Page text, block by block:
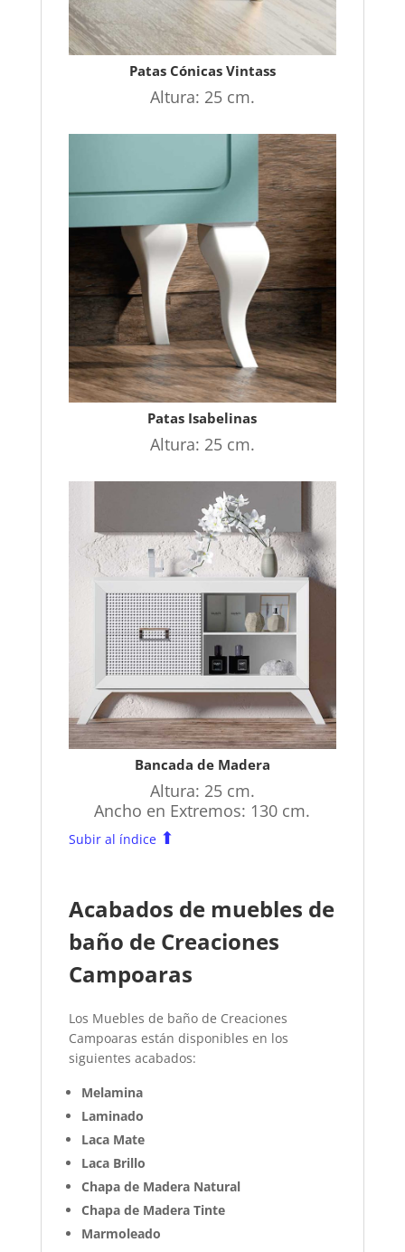
Patas Cónicas Vintass
Altura: 25 cm.
Patas Isabelinas
Altura: 25 cm.
Bancada de Madera
Altura: 25 cm.
Ancho en Extremos: 130 cm.
Subir al índice ⬆
Acabados de muebles de
baño de Creaciones
Campoaras
Los Muebles de baño de Creaciones
Campoaras están disponibles en los
siguientes acabados:
Melamina
Laminado
Laca Mate
Laca Brillo
Chapa de Madera Natural
Chapa de Madera Tinte
Marmoleado